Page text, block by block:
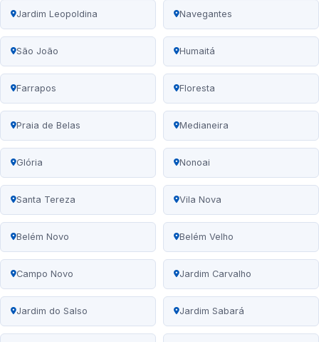
Jardim Leopoldina Navegantes
São João Humaitá
Farrapos Floresta
Praia de Belas Medianeira
Glória Nonoai
Santa Tereza Vila Nova
Belém Novo Belém Velho
Campo Novo Jardim Carvalho
Jardim do Salso Jardim Sabará